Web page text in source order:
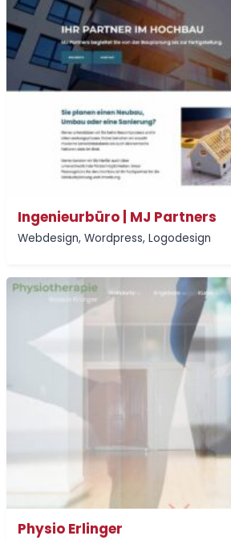
Ingenieurbüro | MJ Partners
Webdesign, Wordpress, Logodesign
Physio Erlinger